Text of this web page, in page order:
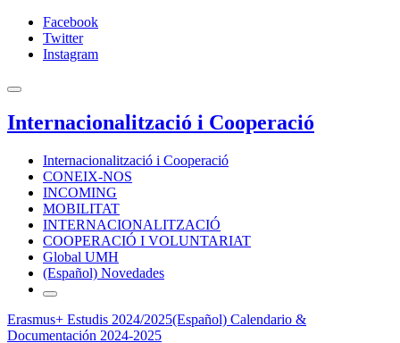
Facebook
Twitter
Instagram
Internacionalització i Cooperació
Internacionalització i Cooperació
CONEIX-NOS
INCOMING
MOBILITAT
INTERNACIONALITZACIÓ
COOPERACIÓ I VOLUNTARIAT
Global UMH
(Español) Novedades
Erasmus+ Estudis 2024/2025(Español) Calendario &
Documentación 2024-2025